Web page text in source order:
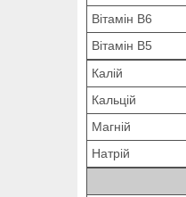
Вітамін В6
Вітамін В5
Калій
Кальцій
Магній
Натрій